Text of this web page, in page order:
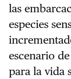
las
especies
escenario
para la vida